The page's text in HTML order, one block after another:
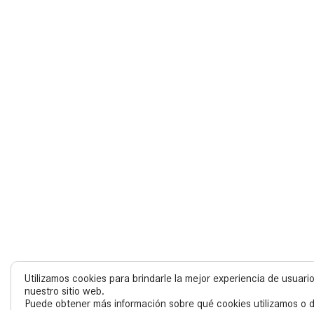
Utilizamos cookies para brindarle la mejor experiencia de
nuestro sitio web.
Puede obtener más información sobre qué cookies utilizamos o